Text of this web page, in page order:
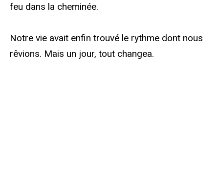
feu dans la cheminée.
Notre vie avait enfin trouvé le rythme dont nous
rêvions. Mais un jour, tout changea.